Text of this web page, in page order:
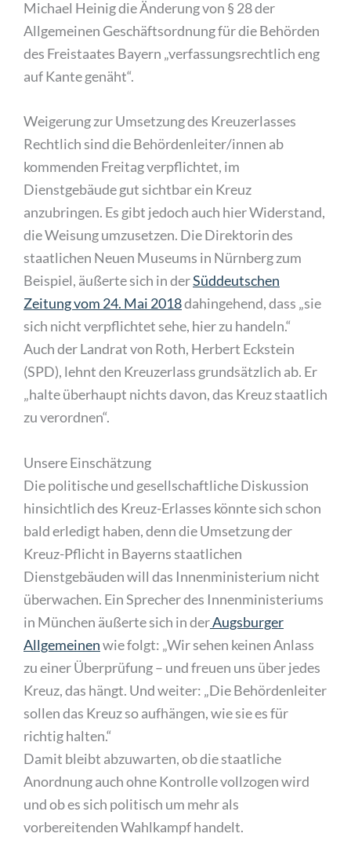
Michael Heinig die Änderung von § 28 der
Allgemeinen Geschäftsordnung für die Behörden
des Freistaates Bayern „verfassungsrechtlich eng
auf Kante genäht“.
Weigerung zur Umsetzung des Kreuzerlasses
Rechtlich sind die Behördenleiter/innen ab
kommenden Freitag verpflichtet, im
Dienstgebäude gut sichtbar ein Kreuz
anzubringen. Es gibt jedoch auch hier Widerstand,
die Weisung umzusetzen. Die Direktorin des
staatlichen Neuen Museums in Nürnberg zum
Beispiel, äußerte sich in derSüddeutschen
Zeitung vom 24. Mai 2018dahingehend, dass „sie
sich nicht verpflichtet sehe, hier zu handeln.“
Auch der Landrat von Roth, Herbert Eckstein
(SPD), lehnt den Kreuzerlass grundsätzlich ab. Er
„halte überhaupt nichts davon, das Kreuz staatlich
zu verordnen“.
Unsere Einschätzung
Die politische und gesellschaftliche Diskussion
hinsichtlich des Kreuz-Erlasses könnte sich schon
bald erledigt haben, denn die Umsetzung der
Kreuz-Pflicht in Bayerns staatlichen
Dienstgebäuden will das Innenministerium nicht
überwachen. Ein Sprecher des Innenministeriums
in München äußerte sich in derAugsburger
Allgemeinenwie folgt: „Wir sehen keinen Anlass
zu einer Überprüfung – und freuen uns über jedes
Kreuz, das hängt. Und weiter: „Die Behördenleiter
sollen das Kreuz so aufhängen, wie sie es für
richtig halten.“
Damit bleibt abzuwarten, ob die staatliche
Anordnung auch ohne Kontrolle vollzogen wird
und ob es sich politisch um mehr als
vorbereitenden Wahlkampf handelt.